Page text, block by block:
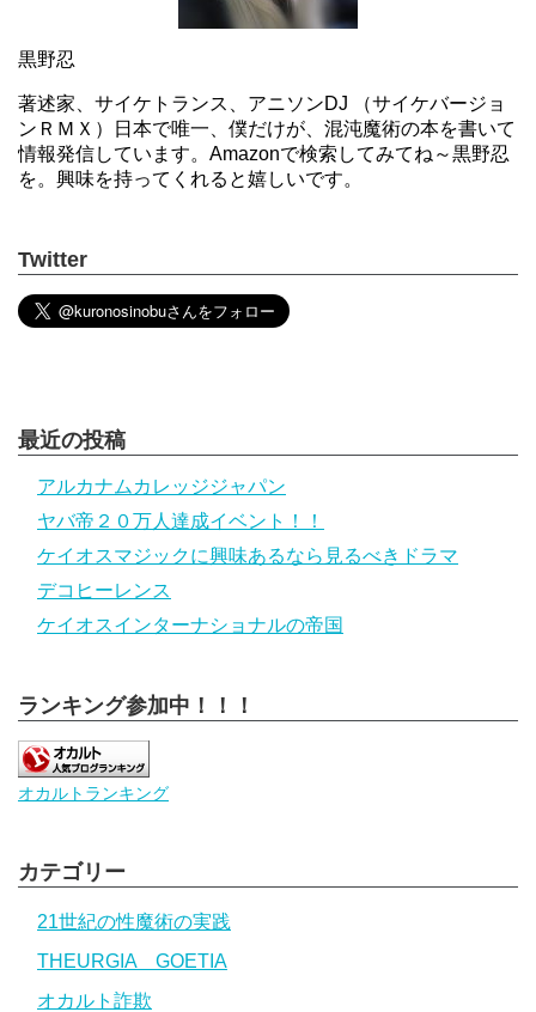
黒野忍
著述家、サイケトランス、アニソンDJ （サイケバージョ
ンＲＭＸ）日本で唯一、僕だけが、混沌魔術の本を書いて
情報発信しています。Amazonで検索してみてね～黒野忍
を。興味を持ってくれると嬉しいです。
Twitter
最近の投稿
アルカナムカレッジジャパン
ヤバ帝２０万人達成イベント！！
ケイオスマジックに興味あるなら見るべきドラマ
デコヒーレンス
ケイオスインターナショナルの帝国
ランキング参加中！！！
オカルトランキング
カテゴリー
21世紀の性魔術の実践
THEURGIA GOETIA
オカルト詐欺